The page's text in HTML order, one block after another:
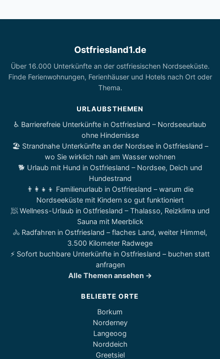
Ostfriesland1.de
Über 16.000 Unterkünfte an der ostfriesischen Nordseeküste.
Finde Ferienwohnungen, Ferienhäuser und Hotels nach Ort oder
Thema.
URLAUBSTHEMEN
♿ Barrierefreie Unterkünfte in Ostfriesland – Nordseeurlaub
ohne Hindernisse
🏖️ Strandnahe Unterkünfte an der Nordsee in Ostfriesland –
wo Sie wirklich nah am Wasser wohnen
🐕 Urlaub mit Hund in Ostfriesland – Nordsee, Deich und
Hundestrand
👨‍👩‍👧‍👦 Familienurlaub in Ostfriesland – warum die
Nordseeküste mit Kindern so gut funktioniert
🧖 Wellness-Urlaub in Ostfriesland – Thalasso, Reizklima und
Sauna mit Meerblick
🚴 Radfahren in Ostfriesland – flaches Land, weiter Himmel,
3.500 Kilometer Radwege
⚡ Sofort buchbare Unterkünfte in Ostfriesland – buchen statt
anfragen
Alle Themen ansehen →
BELIEBTE ORTE
Borkum
Norderney
Langeoog
Norddeich
Greetsiel